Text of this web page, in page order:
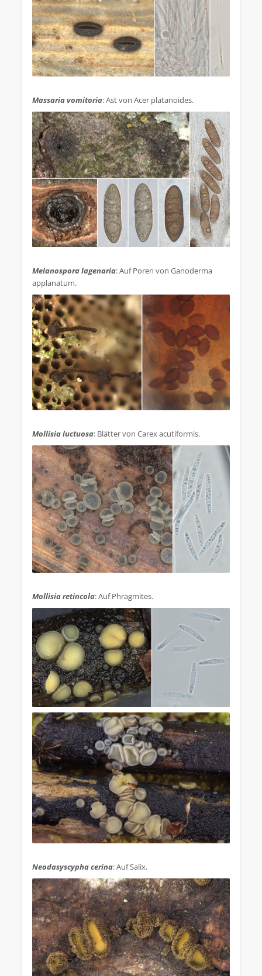
Massaria vomitoria: Ast von Acer platanoides.
Melanospora lagenaria: Auf Poren von Ganoderma
applanatum.
Mollisia luctuosa: Blätter von Carex acutiformis.
Mollisia retincola: Auf Phragmites.
Neodasyscypha cerina: Auf Salix.